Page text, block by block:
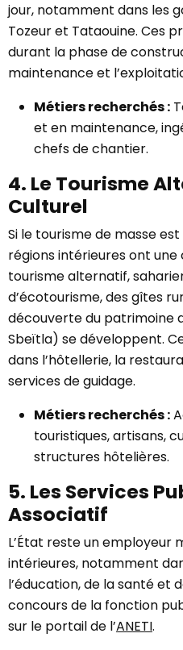
jour, notamment dans les
Tozeur et Tataouine. Ces
durant la phase de
maintenance et
Métiers recherchés :
et en maintenance,
chefs de chantier.
4. Le Tourisme
Culturel
Si le tourisme de masse
régions intérieures ont
tourisme alternatif,
d’écotourisme, des gîtes
découverte du patrimoine
Sbeïtla) se développent.
dans l’hôtellerie, la
services de guidage.
Métiers recherchés :
touristiques, artisans,
structures hôtelières.
5. Les Services
Associatif
L’État reste un employeur
intérieures, notamment
l’éducation, de la santé et
concours de la fonction
sur le portail de l’ANETI.